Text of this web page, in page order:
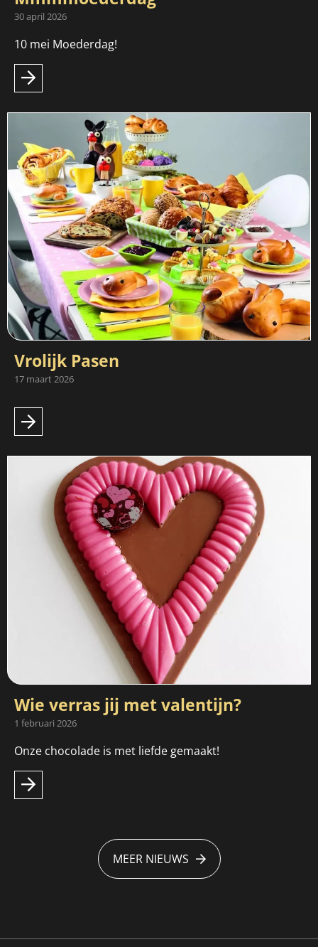
30 april 2026
10 mei Moederdag!
Vrolijk Pasen
17 maart 2026
Wie verras jij met valentijn?
1 februari 2026
Onze chocolade is met liefde gemaakt!
MEER NIEUWS